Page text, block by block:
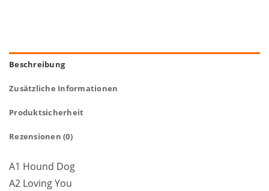
Beschreibung
Zusätzliche Informationen
Produktsicherheit
Rezensionen (0)
A1 Hound Dog
A2 Loving You